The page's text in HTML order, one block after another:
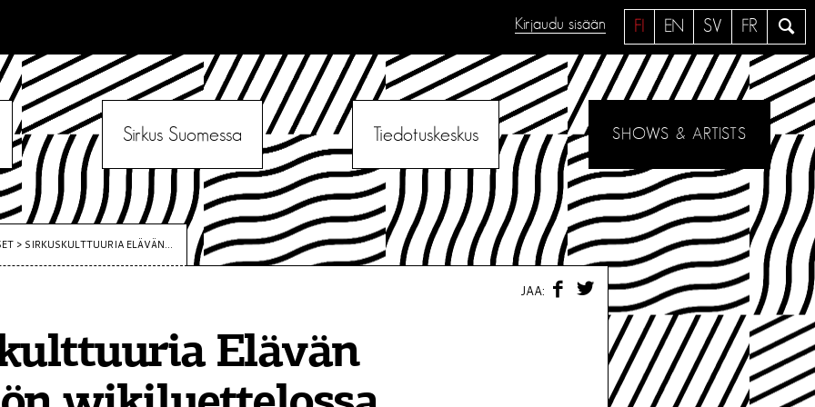
a
e
FI EN SV FR
Kirjaudu sisään
Sirkus Suomessa Tiedotuskeskus SHOWS & ARTISTS
> SIRKUSKULTTUURIA ELÄVÄN...
Elävän
JAA:
F
W